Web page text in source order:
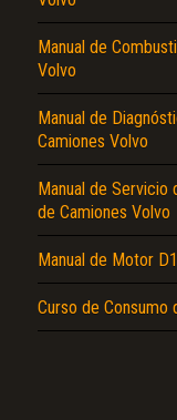
Manual de
Volvo
Manual de
Camiones Volvo
Manual de
de Camiones Volvo
Manual de Motor
Curso de
Texto o
No